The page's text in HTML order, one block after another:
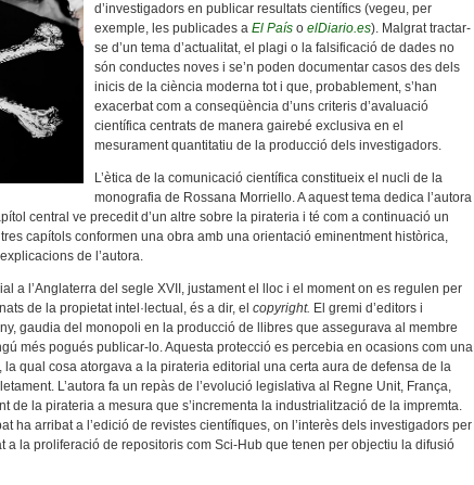
d’investigadors en publicar resultats científics (vegeu, per
exemple, les publicades a El País o elDiario.es). Malgrat tractar-
se d’un tema d’actualitat, el plagi o la falsificació de dades no
són conductes noves i se’n poden documentar casos des dels
inicis de la ciència moderna tot i que, probablement, s’han
exacerbat com a conseqüència d’uns criteris d’avaluació
científica centrats de manera gairebé exclusiva en el
mesurament quantitatiu de la producció dels investigadors.
L’ètica de la comunicació científica constitueix el nucli de la
monografia de Rossana Morriello. A aquest tema dedica l’autora
central ve precedit d’un altre sobre la pirateria i té com a continuació un
capítols conformen una obra amb una orientació eminentment històrica,
de l’autora.
a l’Anglaterra del segle XVII, justament el lloc i el moment on es regulen per
de la propietat intel·lectual, és a dir, el copyright. El gremi d’editors i
gaudia del monopoli en la producció de llibres que assegurava al membre
més pogués publicar-lo. Aquesta protecció es percebia en ocasions com una
qual cosa atorgava a la pirateria editorial una certa aura de defensa de la
L’autora fa un repàs de l’evolució legislativa al Regne Unit, França,
de la pirateria a mesura que s’incrementa la industrialització de la impremta.
ha arribat a l’edició de revistes científiques, on l’interès dels investigadors per
a la proliferació de repositoris com Sci-Hub que tenen per objectiu la difusió